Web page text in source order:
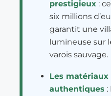
prestigieux :
six millions
garantit une
lumineuse sur
varois sauvage.
Les matériaux
authentiques :